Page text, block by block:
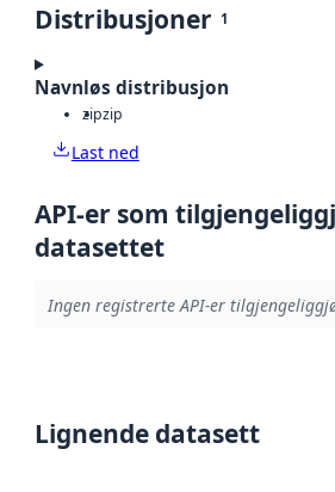
Distribusjoner 1
Navnløs distribusjon
zipzip
Last ned
API-er som
datasettet
Ingen registrerte API-er
Lignende datasett